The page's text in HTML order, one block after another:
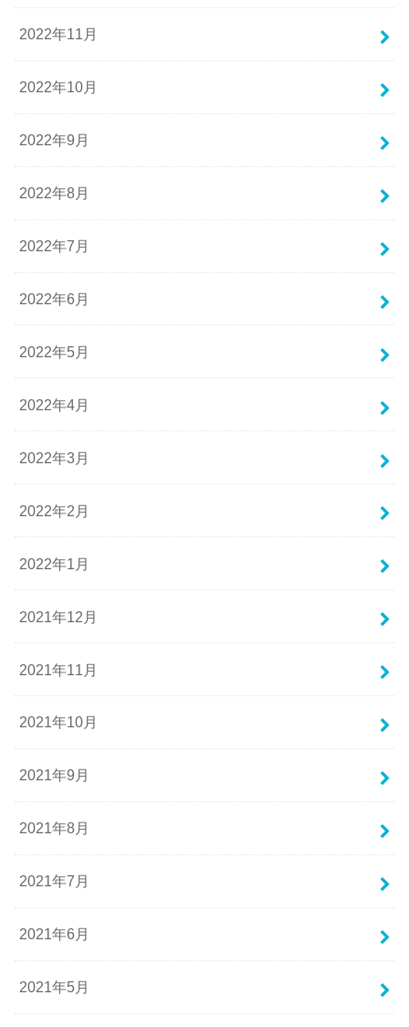
2022年11月
2022年10月
2022年9月
2022年8月
2022年7月
2022年6月
2022年5月
2022年4月
2022年3月
2022年2月
2022年1月
2021年12月
2021年11月
2021年10月
2021年9月
2021年8月
2021年7月
2021年6月
2021年5月